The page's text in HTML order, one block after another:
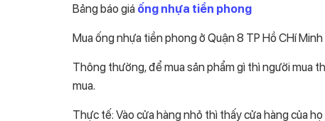
Bảng báo giá ống nhựa tiền phong
Mua ống nhựa tiền phong ở Quận 8 TP Hồ CHí
Thông thường, để mua sản phẩm gì thì người mua
mua.
Thực tế: Vào cửa hàng nhỏ thì thấy cửa hàng của